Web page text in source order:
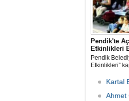
Pendik'te
Etkinlikleri
Pendik
Etkinlikleri”
geceleri ve
vatandaşları
Kartal
Ahmet